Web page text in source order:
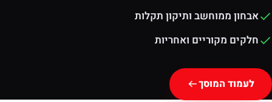
אבחון ממוחשב ותיקון תקלות
חלקים מקוריים ואחריות
לעמוד המוסך